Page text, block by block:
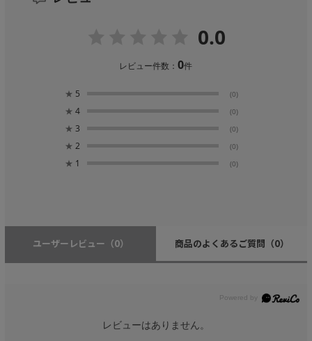
0.0
レビュー件数：0件
★ 5 (0)
★ 4 (0)
★ 3 (0)
★ 2 (0)
★ 1 (0)
ユーザーレビュー （0） 商品のよくあるご質問 （0）
レビューはありません。